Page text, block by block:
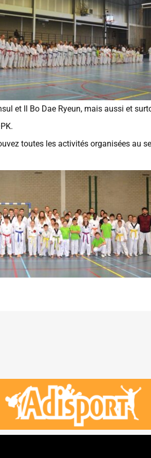
et Il Bo Dae Ryeun, mais aussi et
toutes les activités organisées au